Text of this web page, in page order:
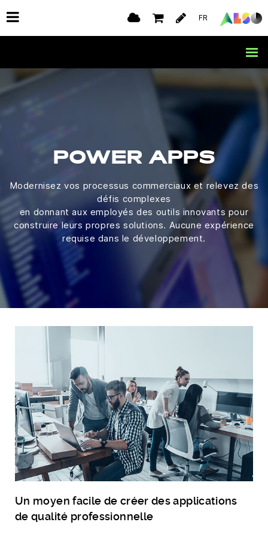
FR
POWER APPS
Modernisez vos processus commerciaux et relevez des
défis complexes
en donnant aux employés des outils innovants pour
construire leurs propres solutions. Aucune expérience
requise dans le développement.
Un moyen facile de créer des applications
de qualité professionnelle